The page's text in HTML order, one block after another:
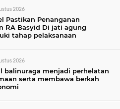
2026
Pastikan Penanganan
RA Basyid Di jati agung
tahap pelaksanaan
2026
balinuraga menjadi perhelatan
serta membawa berkah